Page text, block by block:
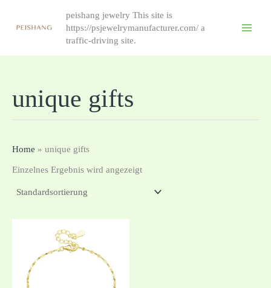
peishang jewelry This site is
https://psjewelrymanufacturer.com/ a
traffic-driving site.
unique gifts
Home » unique gifts
Einzelnes Ergebnis wird angezeigt